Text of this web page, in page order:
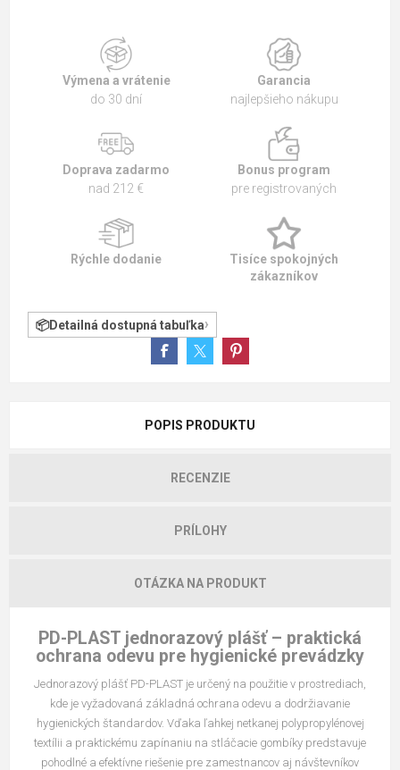
Výmena a vrátenie
do 30 dní
Garancia
najlepšieho nákupu
Doprava zadarmo
nad 212 €
Bonus program
pre registrovaných
Rýchle dodanie
Tisíce spokojných
zákazníkov
Detailná dostupná tabuľka
POPIS PRODUKTU
RECENZIE
PRÍLOHY
OTÁZKA NA PRODUKT
PD-PLAST jednorazový plášť – praktická
ochrana odevu pre hygienické prevádzky
Jednorazový plášť PD-PLAST je určený na použitie v prostrediach,
kde je vyžadovaná základná ochrana odevu a dodržiavanie
hygienických štandardov. Vďaka ľahkej netkanej polypropylénovej
textílii a praktickému zapínaniu na stláčacie gombíky predstavuje
pohodlné a efektívne riešenie pre zamestnancov aj návštevníkov